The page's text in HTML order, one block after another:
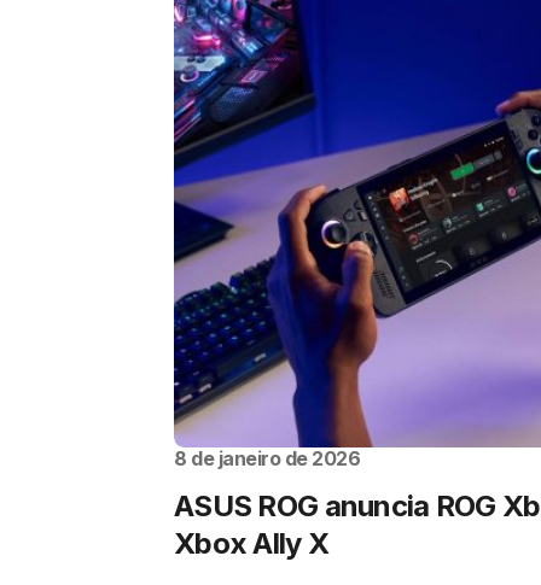
8 de janeiro de 2026
ASUS ROG anuncia ROG
Xbox Ally X